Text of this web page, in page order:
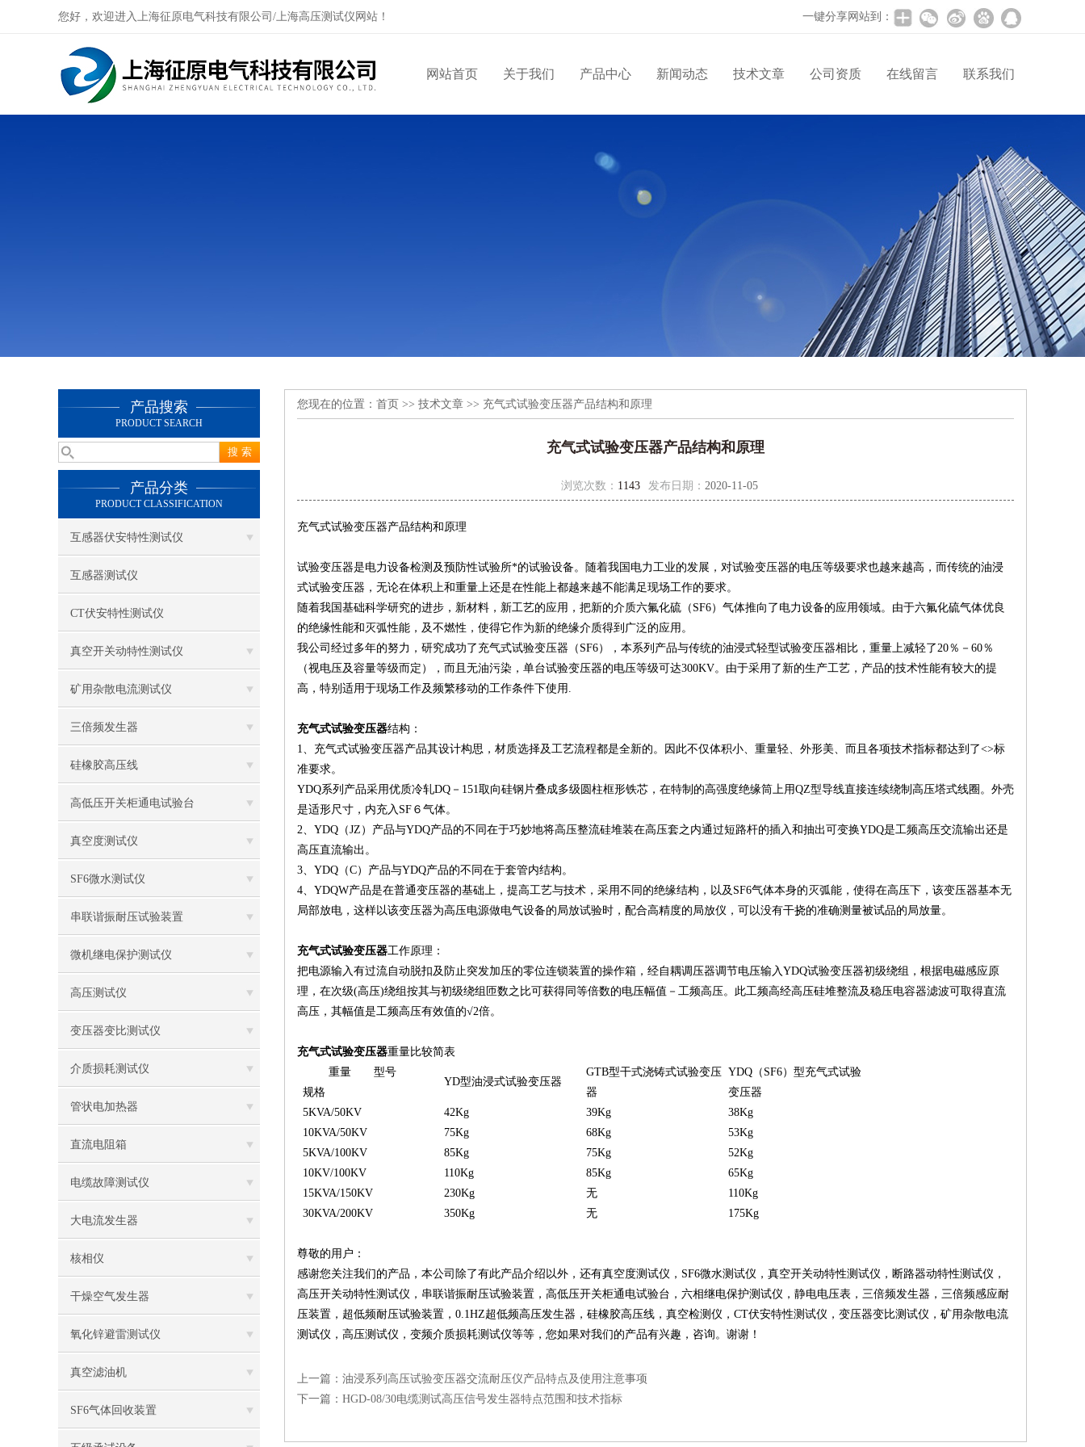
您好，欢迎进入上海征原电气科技有限公司/上海高压测试仪网站！ 一键分享网站到：
网站首页 关于我们 产品中心 新闻动态 技术文章 公司资质 在线留言 联系我们
产品搜索
PRODUCT SEARCH
产品分类
PRODUCT CLASSIFICATION
互感器伏安特性测试仪
互感器测试仪
CT伏安特性测试仪
真空开关动特性测试仪
矿用杂散电流测试仪
三倍频发生器
硅橡胶高压线
高低压开关柜通电试验台
真空度测试仪
SF6微水测试仪
串联谐振耐压试验装置
微机继电保护测试仪
高压测试仪
变压器变比测试仪
介质损耗测试仪
管状电加热器
直流电阻箱
电缆故障测试仪
大电流发生器
核相仪
干燥空气发生器
氧化锌避雷测试仪
真空滤油机
SF6气体回收装置
您现在的位置： 首页 >> 技术文章 >> 充气式试验变压器产品结构和原理
充气式试验变压器产品结构和原理
浏览次数： 1143 发布日期： 2020-11-05
充气式试验变压器产品结构和原理
试验变压器是电力设备检测及预防性试验所*的试验设备。随着我国电力工业的发展，对试验变压器的电压等级要求也越来越高，而传统的油浸
式试验变压器，无论在体积上和重量上还是在性能上都越来越不能满足现场工作的要求。
随着我国基础科学研究的进步，新材料，新工艺的应用，把新的介质六氟化硫（SF6）气体推向了电力设备的应用领域。由于六氟化硫气体优良
的绝缘性能和灭弧性能，及不燃性，使得它作为新的绝缘介质得到广泛的应用。
我公司经过多年的努力，研究成功了充气式试验变压器（SF6），本系列产品与传统的油浸式轻型试验变压器相比，重量上减轻了20％－60％
（视电压及容量等级而定），而且无油污染，单台试验变压器的电压等级可达300KV。由于采用了新的生产工艺，产品的技术性能有较大的提
高，特别适用于现场工作及频繁移动的工作条件下使用.
充气式试验变压器结构 ：
1、充气式试验变压器产品其设计构思，材质选择及工艺流程都是全新的。因此不仅体积小、重量轻、外形美、而且各项技术指标都达到了<>标
准要求。
YDQ系列产品采用优质冷轧DQ－151取向硅钢片叠成多级圆柱框形铁芯，在特制的高强度绝缘筒上用QZ型导线直接连续绕制高压塔式线圈。外壳
是适形尺寸，内充入SF６气体。
2、YDQ（JZ）产品与YDQ产品的不同在于巧妙地将高压整流硅堆装在高压套之内通过短路杆的插入和抽出可变换YDQ是工频高压交流输出还是
高压直流输出。
3、YDQ（C）产品与YDQ产品的不同在于套管内结构。
4、YDQW产品是在普通变压器的基础上，提高工艺与技术，采用不同的绝缘结构，以及SF6气体本身的灭弧能，使得在高压下，该变压器基本无
局部放电，这样以该变压器为高压电源做电气设备的局放试验时，配合高精度的局放仪，可以没有干挠的准确测量被试品的局放量。
充气式试验变压器工作原理 ：
把电源输入有过流自动脱扣及防止突发加压的零位连锁装置的操作箱，经自耦调压器调节电压输入YDQ试验变压器初级绕组，根据电磁感应原
理，在次级(高压)绕组按其与初级绕组匝数之比可获得同等倍数的电压幅值－工频高压。此工频高经高压硅堆整流及稳压电容器滤波可取得直流
高压，其幅值是工频高压有效值的√2倍。
充气式试验变压器重量比较简表
重量 型号
规格
YD型油浸式试验变压器
GTB型干式浇铸式试验变压
器
YDQ（SF6）型充气式试验
变压器
5KVA/50KV
42Kg 39Kg
38Kg
10KVA/50KV
75Kg 68Kg
53Kg
5KVA/100KV
85Kg 75Kg
52Kg
10KV/100KV
110Kg 85Kg
65Kg
15KVA/150KV
230Kg 无
110Kg
30KVA/200KV
350Kg 无 175Kg
尊敬的用户：
感谢您关注我们的产品，本公司除了有此产品介绍以外，还有真空度测试仪 ， SF6微水测试仪 ， 真空开关动特性测试仪 ， 断路器动特性测试仪 ，
高压开关动特性测试仪 ， 串联谐振耐压试验装置 ， 高低压开关柜通电试验台 ， 六相继电保护测试仪 ， 静电电压表 ， 三倍频发生器 ， 三倍频感应耐
压装置 ， 超低频耐压试验装置 ， 0.1HZ超低频高压发生器 ， 硅橡胶高压线 ， 真空检测仪 ， CT伏安特性测试仪 ， 变压器变比测试仪 ， 矿用杂散电流
测试仪 ， 高压测试仪 ， 变频介质损耗测试仪等等，您如果对我们的产品有兴趣，咨询。谢谢！
上一篇： 油浸系列高压试验变压器交流耐压仪产品特点及使用注意事项
下一篇： HGD-08/30电缆测试高压信号发生器特点范围和技术指标